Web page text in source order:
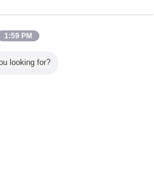
Kinsom Precision Hardware Co.,ltd.
1:59 PM
looking for?